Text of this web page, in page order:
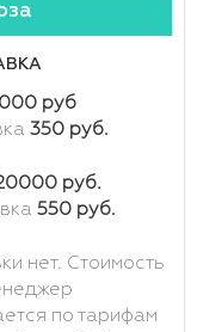
руб
350 руб.
руб.
550 руб.
нет. Стоимость
по тарифам